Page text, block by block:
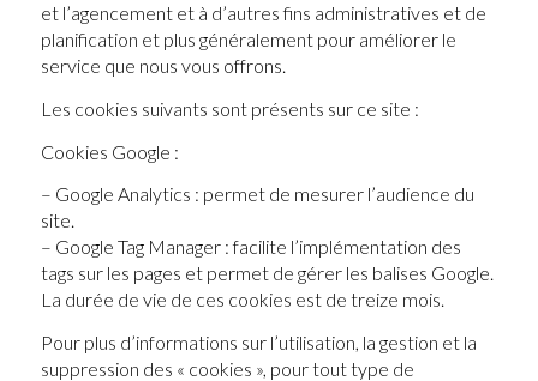
et l’agencement et à d’autres fins administratives et de
planification et plus généralement pour améliorer le
service que nous vous offrons.
Les cookies suivants sont présents sur ce site :
Cookies Google :
– Google Analytics : permet de mesurer l’audience du
site.
– Google Tag Manager : facilite l’implémentation des
tags sur les pages et permet de gérer les balises Google.
La durée de vie de ces cookies est de treize mois.
Pour plus d’informations sur l’utilisation, la gestion et la
suppression des « cookies », pour tout type de